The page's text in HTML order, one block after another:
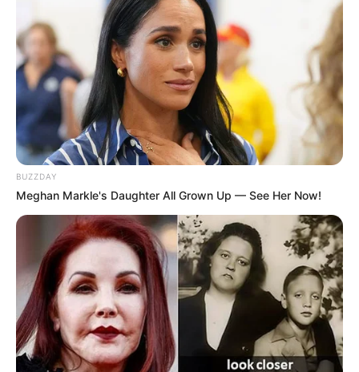
BUZZDAY
Meghan Markle's Daughter All Grown Up — See Her Now!